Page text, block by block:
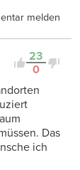
melden
23
0
Das
ich